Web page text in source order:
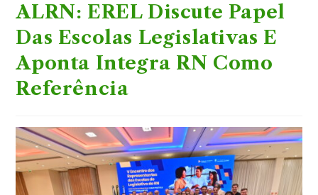
ALRN: EREL Discute Papel
Das Escolas Legislativas E
Aponta Integra RN Como
Referência